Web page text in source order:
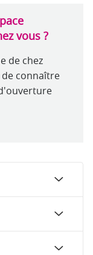
vous ?
de chez
de connaître